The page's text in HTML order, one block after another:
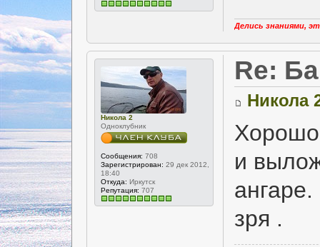
Делись знаниями,
Никола 2
Одноклубник
Сообщения: 708
Зарегистрирован: 29 дек 2012,
18:40
Откуда: Иркутск
Репутация: 707
Re:
Никола
и
зря .